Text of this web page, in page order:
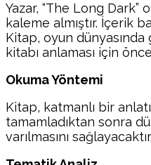
Yazar, “The Long
kaleme almıştır. İçerik
Kitap, oyun
kitabı anlaması için
Okuma Yöntemi
Kitap, katmanlı bir
tamamladıktan sonra
varılmasını